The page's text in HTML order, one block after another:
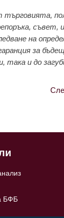
съвет,
на
за
така и до
БФБ